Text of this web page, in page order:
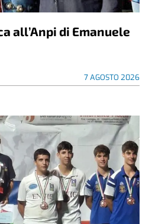
all’Anpi di Emanuele
7 AGOSTO 2026